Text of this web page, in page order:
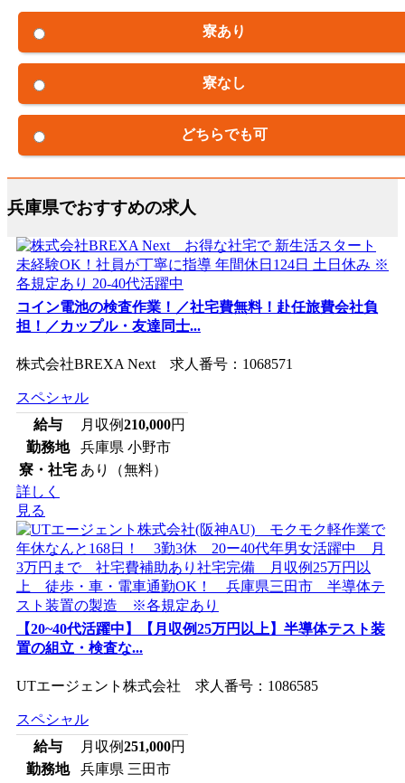
寮あり
寮なし
どちらでも可
兵庫県でおすすめの求人
コイン電池の検査作業！／社宅費無料！赴任旅費会社負
担！／カップル・友達同士...
株式会社BREXA Next 求人番号：1068571
スペシャル
給与
月収例210,000円
勤務地
兵庫県 小野市
寮・社宅 あり（無料）
詳しく
見る
【20~40代活躍中】【月収例25万円以上】半導体テスト装
置の組立・検査な...
UTエージェント株式会社 求人番号：1086585
スペシャル
給与
月収例251,000円
勤務地
兵庫県 三田市